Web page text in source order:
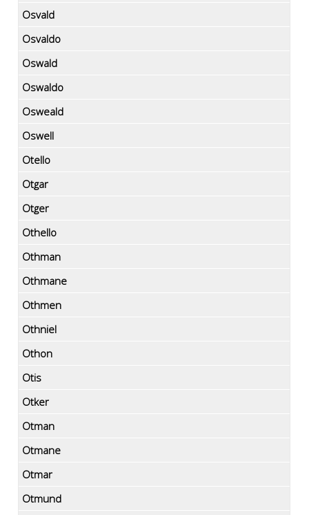
Osvald
Osvaldo
Oswald
Oswaldo
Osweald
Oswell
Otello
Otgar
Otger
Othello
Othman
Othmane
Othmen
Othniel
Othon
Otis
Otker
Otman
Otmane
Otmar
Otmund